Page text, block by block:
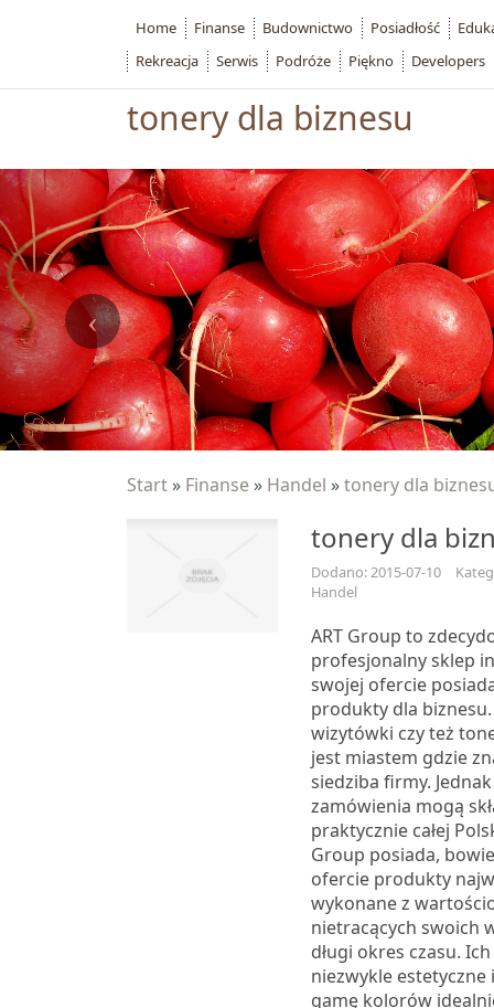
tonery dla biznesu
Start » Finanse » Handel »tonery dla
tonery dla
Dodano: 2015-07-10
Handel
ART Group to
profesjonalny sklep
swojej ofercie
produkty dla
wizytówki czy też
jest miastem gdzie
siedziba firmy.
zamówienia mogą
praktycznie całej
Group posiada,
ofercie produkty
wykonane z
nietracących swoich
długi okres czasu.
niezwykle estetyczne
gamę kolorów
Home Finanse Budownictwo Posiadłość
Rekreacja
Serwis Podróże Piękno Developers